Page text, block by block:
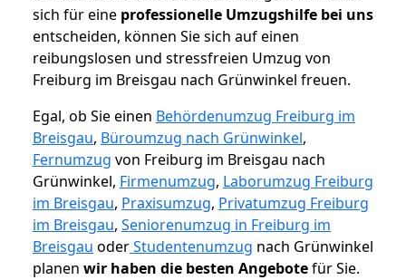
sich für eine professionelle Umzugshilfe bei uns
entscheiden, können Sie sich auf einen
reibungslosen und stressfreien Umzug von
Freiburg im Breisgau nach Grünwinkel freuen.
Egal, ob Sie einen Behördenumzug Freiburg im
Breisgau, Büroumzug nach Grünwinkel,
Fernumzug von Freiburg im Breisgau nach
Grünwinkel, Firmenumzug, Laborumzug Freiburg
im Breisgau, Praxisumzug, Privatumzug Freiburg
im Breisgau, Seniorenumzug in Freiburg im
Breisgau oderStudentenumzug nach Grünwinkel
planen wir haben die besten Angebotefür Sie.